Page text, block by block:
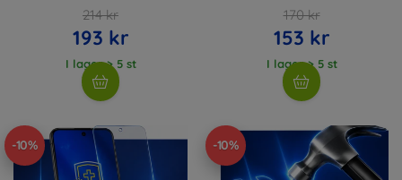
214 kr
193 kr
I lager > 5 st
170 kr
153 kr
I lager > 5 st
-10% -10%